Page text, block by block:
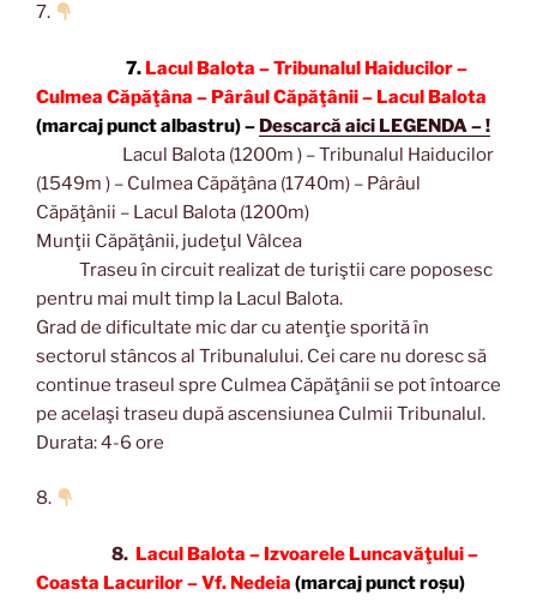
7.
7. Lacul Balota – Tribunalul Haiducilor –
Culmea Căpăţâna – Pârâul Căpăţânii – Lacul Balota
(marcaj punct albastru) – Descarcă aici LEGENDA – !
Lacul Balota (1200m ) – Tribunalul Haiducilor
(1549m ) – Culmea Căpăţâna (1740m) – Pârâul
Căpăţânii – Lacul Balota (1200m)
Munţii Căpăţânii, judeţul Vâlcea
Traseu în circuit realizat de turiştii care poposesc
pentru mai mult timp la Lacul Balota.
Grad de dificultate mic dar cu atenţie sporită în
sectorul stâncos al Tribunalului. Cei care nu doresc să
continue traseul spre Culmea Căpăţânii se pot întoarce
pe acelaşi traseu după ascensiunea Culmii Tribunalul.
Durata: 4-6 ore
8.
8. Lacul Balota – Izvoarele Luncavăţului –
Coasta Lacurilor – Vf. Nedeia (marcaj punct roșu)